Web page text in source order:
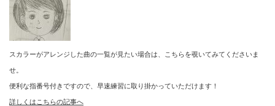
スカラーがアレンジした曲の一覧が見たい場合は、こちらを覗いてみてくださいま
せ。
便利な指番号付きですので、早速練習に取り掛かっていただけます！
詳しくはこちらの記事へ